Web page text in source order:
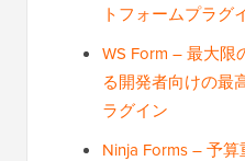
トフォームプラグ
WS Form – 最大限
る開発者向けの最
ラグイン
Ninja Forms – 予